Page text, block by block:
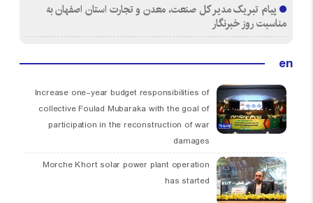
پیام تبریک مدیر کل صنعت، معدن و تجارت استان اصفهان به
مناسبت روز خبرنگار
en
Increase one-year budget responsibilities of
collective Foulad Mubaraka with the goal of
participation in the reconstruction of war
damages
Morche Khort solar power plant operation
has started